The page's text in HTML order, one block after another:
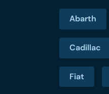
Abarth
Cadillac
Fiat